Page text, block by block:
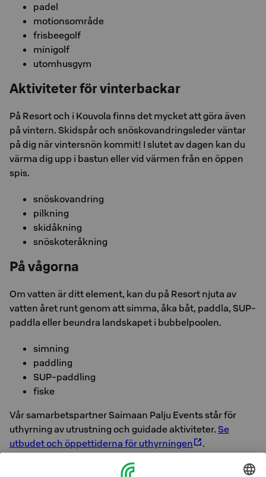
padel
motionsområde
frisbeegolf
minigolf
utomhusgym
Aktiviteter för vinterbackar
På Resort och i Kouvola finns det mycket att göra även
på vintern. Skidspår och snöskovandringsleder väntar
på dig när vintersnön kommit! I slutet av dagen kan du
värma dig upp i bastun eller vid värmen från en öppen
spis.
snöskovandring
pilkning
skidåkning
snöskoteråkning
På vågorna
Om vatten är ditt element, kan du på Resort njuta av
vatten året runt genom att simma, åka båt, paddla, SUP-
paddla eller beundra landskapet i bubbelpoolen.
simning
paddling
SUP-paddling
fiske
Vår samarbetspartner Saimaan Palju Events står för
uthyrning av utrustning och guidade aktiviteter. Se
utbudet och öppettiderna för uthyrningen
.
Kultur- och naturbesöksmålen i Kouvola och